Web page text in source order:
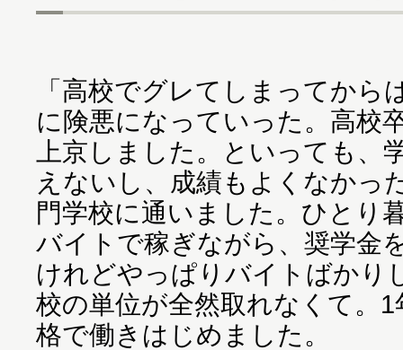
「高校でグレてしまってから
に険悪になっていった。高校
上京しました。といっても、
えないし、成績もよくなかっ
門学校に通いました。ひとり
バイトで稼ぎながら、奨学金
けれどやっぱりバイトばかり
校の単位が全然取れなくて。
格で働きはじめました。